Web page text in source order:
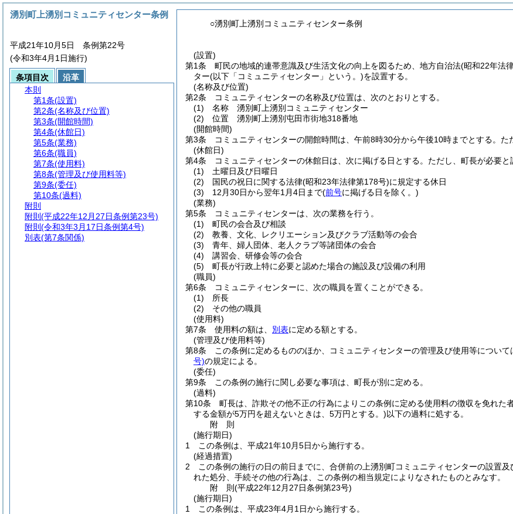
○湧別町上湧別コミュニティセンター条例
(設置)
第1条
町民の地域的連帯意識及び生活文化の向上を図るため、地方自治法(昭和22年法
ター(以下「コミュニティセンター」という。)を設置する。
(名称及び位置)
第2条
コミュニティセンターの名称及び位置は、次のとおりとする。
(1)
名称 湧別町上湧別コミュニティセンター
(2)
位置 湧別町上湧別屯田市街地318番地
(開館時間)
第3条
コミュニティセンターの開館時間は、午前8時30分から午後10時までとする。 た
(休館日)
第4条
コミュニティセンターの休館日は、次に掲げる日とする。 ただし、町長が必要と
(1)
土曜日及び日曜日
(2)
国民の祝日に関する法律(昭和23年法律第178号)に規定する休日
(3)
12月30日から翌年1月4日まで(前号に掲げる日を除く。)
(業務)
第5条
コミュニティセンターは、次の業務を行う。
(1)
町民の会合及び相談
(2)
教養、文化、レクリエーション及びクラブ活動等の会合
(3)
青年、婦人団体、老人クラブ等諸団体の会合
(4)
講習会、研修会等の会合
(5)
町長が行政上特に必要と認めた場合の施設及び設備の利用
(職員)
第6条
コミュニティセンターに、次の職員を置くことができる。
(1)
所長
(2)
その他の職員
(使用料)
第7条
使用料の額は、 別表に定める額とする。
(管理及び使用料等)
第8条
この条例に定めるもののほか、コミュニティセンターの管理及び使用等について
号)の規定による。
(委任)
第9条
この条例の施行に関し必要な事項は、町長が別に定める。
(過料)
第10条
町長は、詐欺その他不正の行為によりこの条例に定める使用料の徴収を免れた
する金額が5万円を超えないときは、5万円とする。)以下の過料に処する。
附 則
(施行期日)
1
この条例は、平成21年10月5日から施行する。
(経過措置)
2
この条例の施行の日の前日までに、合併前の上湧別町コミュニティセンターの設置及
れた処分、手続その他の行為は、この条例の相当規定によりなされたものとみなす。
附 則(平成22年12月27日条例第23号)
(施行期日)
1
この条例は、平成23年4月1日から施行する。
湧別町上湧別コミュニティセンター条例
平成21年10月5日 条例第22号
(令和3年4月1日施行)
条項目次
沿革
本則
第1条(設置)
第2条(名称及び位置)
第3条(開館時間)
第4条(休館日)
第5条(業務)
第6条(職員)
第7条(使用料)
第8条(管理及び使用料等)
第9条(委任)
第10条(過料)
附則
附則 (平成22年12月27日条例第23号)
附則 (令和3年3月17日条例第4号)
別表(第7条関係)